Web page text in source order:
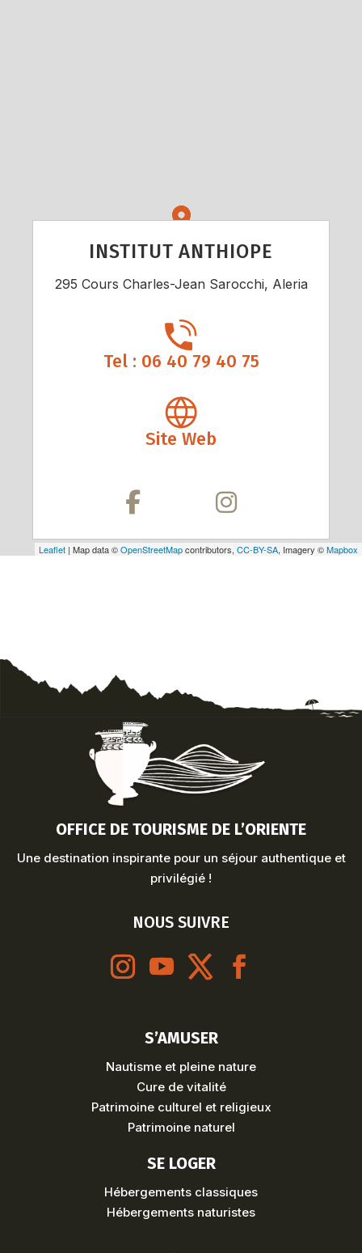
Leaflet | Map data ©OpenStreetMapcontributors, CC-BY-SA, Imagery ©Mapbox
INSTITUT ANTHIOPE
295 Cours Charles-Jean Sarocchi, Aleria
Tel : 06 40 79 40 75
Site Web
OFFICE DE TOURISME DE L’ORIENTE
Une destination inspirante pour un séjour authentique et
privilégié !
NOUS SUIVRE
S’AMUSER
Nautisme et pleine nature
Cure de vitalité
Patrimoine culturel et religieux
Patrimoine naturel
SE LOGER
Hébergements classiques
Hébergements naturistes